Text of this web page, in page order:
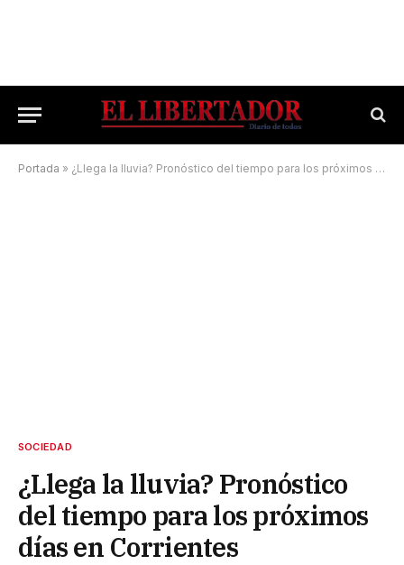
Portada » ¿Llega la lluvia? Pronóstico del tiempo para los próximos días en Corrientes
SOCIEDAD
¿Llega la lluvia? Pronóstico
del tiempo para los próximos
días en Corrientes